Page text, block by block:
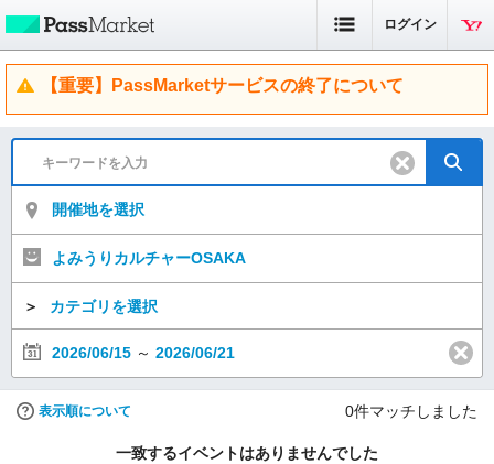
ログイン
【重要】PassMarketサービスの終了について
開催地を選択
よみうりカルチャーOSAKA
＞ カテゴリを選択
2026/06/15 ～ 2026/06/21
表示順について 0件マッチしました
一致するイベントはありませんでした